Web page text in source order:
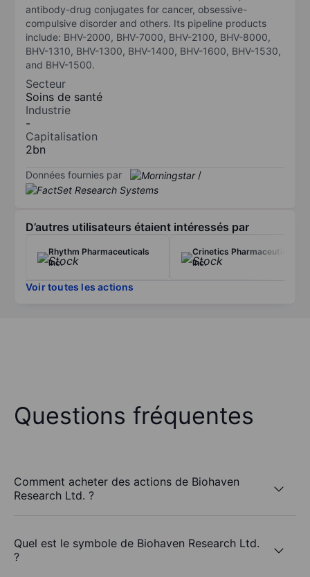
antibody-drug conjugates for cancer, obsessive-
compulsive disorder and others. Its pipeline products
include: BHV-2000, BHV-7000, BHV-2100, BHV-8000,
BHV-1310, BHV-1300, BHV-1400, BHV-1600, BHV-1530,
and BHV-1500.
Secteur
Soins de santé
Industrie
-
Capitalisation
2bn
Données fournies par /
D’autres utilisateurs étaient intéressés par
Rhythm Pharmaceuticals
Inc.
Crinetics Pharmaceuticals
Inc.
Voir toutes les actions
Questions fréquentes
Comment acheter des actions de Biohaven
Research Ltd. ?
Quel est le symbole de Biohaven Research Ltd.
?